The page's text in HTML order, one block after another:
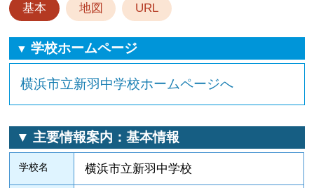
基本 地図 URL
▼ 学校ホームページ
横浜市立新羽中学校ホームページへ
▼ 主要情報案内：基本情報
学校名 横浜市立新羽中学校